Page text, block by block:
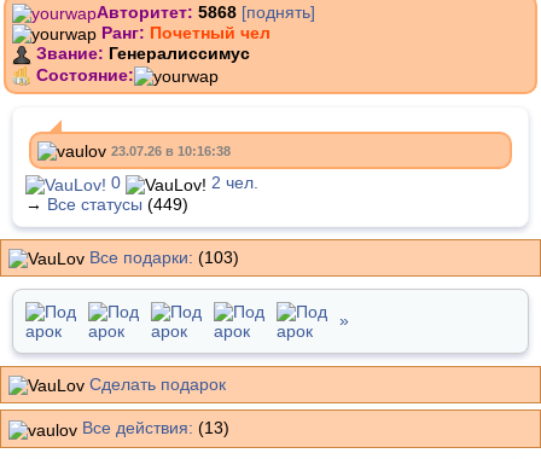
Авторитет: 5868 [поднять]
Ранг: Почетный чел
Звание: Генералиссимус
Состояние:
23.07.26 в 10:16:38
0
2 чел.
→ Все статусы (449)
Все подарки: (103)
»
Сделать подарок
Все действия: (13)